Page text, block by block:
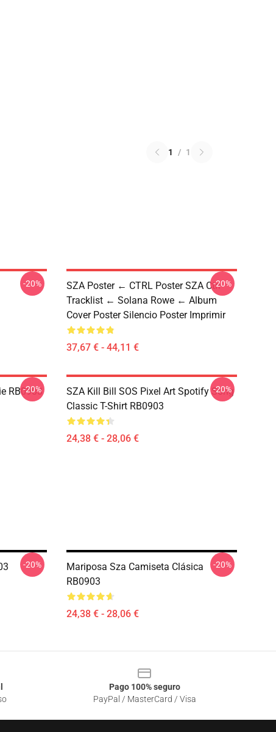
1 / 1
-20%
SZA Poster ← CTRL Poster SZA Ctrl
Tracklist ← Solana Rowe ← Album
Cover Poster Silencio Poster Imprimir
37,67 € - 44,11 €
-20%
RB0903
-20%
SZA Kill Bill SOS Pixel Art Spotify Song
Classic T-Shirt RB0903
24,38 € - 28,06 €
-20%
-20%
Mariposa Sza Camiseta Clásica
RB0903
24,38 € - 28,06 €
-20%
Pago 100% seguro
PayPal / MasterCard / Visa